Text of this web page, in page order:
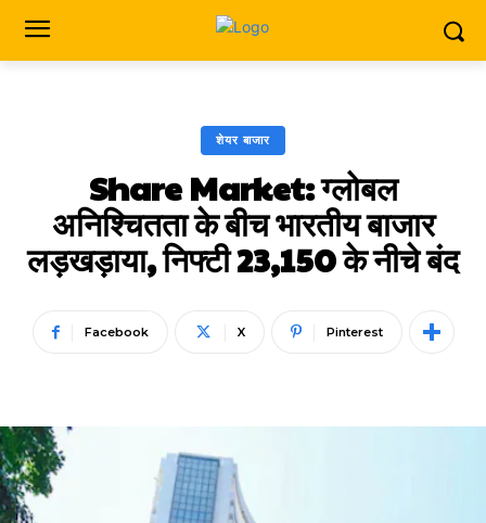
शेयर बाजार
Share Market: ग्लोबल
अनिश्चितता के बीच भारतीय बाजार
लड़खड़ाया, निफ्टी 23,150 के नीचे बंद
Facebook X Pinterest